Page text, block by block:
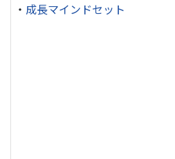
・ 成長マインドセット